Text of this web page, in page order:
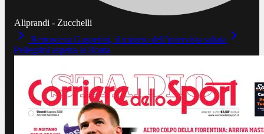
Aliprandi - Zucchelli
Retroscena Gasperini, il mistero dell’intervista saltata
Pellegrini aspetta la Roma